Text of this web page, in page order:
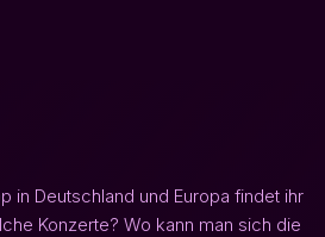
in Deutschland und Europa findet ihr
Konzerte? Wo kann man sich die